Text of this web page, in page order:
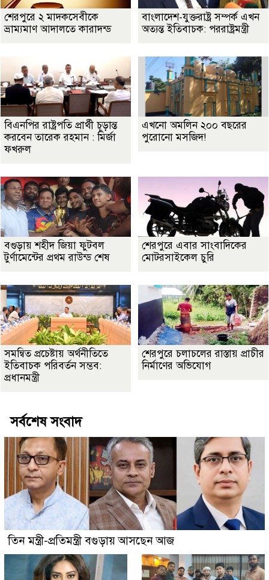
শেরপুরে ২ মাদকসেবীকে
ভ্রাম্যমাণ আদালতে কারাদন্ড
বাংলাদেশ-যুক্তরাষ্ট্র সম্পর্ক এখন
অত্যন্ত ইতিবাচক: পররাষ্ট্রমন্ত্রী
বিএনপির রাষ্ট্রপতি প্রার্থী চূড়ান্ত
করবেন তারেক রহমান : মির্জা
ফখরুল
এখনো অমলিন ২০০ বছরের
পুরোনো মসজিদ!
বগুড়ায় শহীদ জিয়া ফুটবল
টুর্ণামেন্টের প্রথম রাউন্ড শেষ
শেরপুরে এবার সাংবাদিকের
মোটরসাইকেল চুরি
সমন্বিত প্রচেষ্টায় অর্থনীতিতে
ইতিবাচক পরিবর্তন সম্ভব:
প্রধানমন্ত্রী
শেরপুরে চলাচলের রাস্তায় প্রাচীর
নির্মাণের অভিযোগ
সর্বশেষ সংবাদ
তিন মন্ত্রী-প্রতিমন্ত্রী বগুড়ায় আসছেন আজ